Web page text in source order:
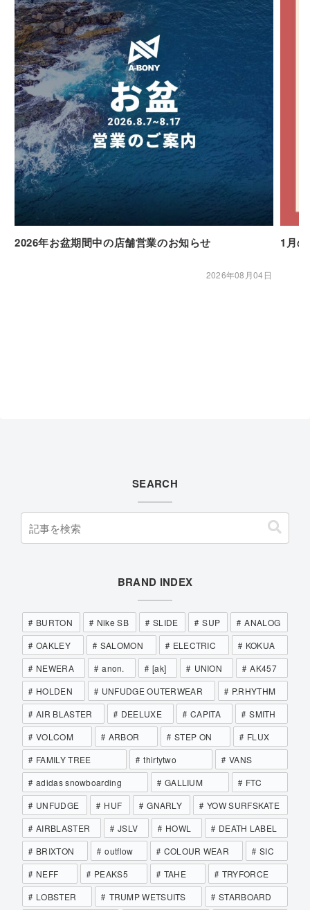
2026年お盆期間中の店舗営業のお知らせ
2026年08月04日
1月
SEARCH
BRAND INDEX
BURTON Nike SB SLIDE SUP
ANALOG
OAKLEY
SALOMON ELECTRIC
KOKUA
NEWERA
anon. [ak] UNION
AK457
HOLDEN
UNFUDGE OUTERWEAR
P.RHYTHM
AIR BLASTER
DEELUXE CAPITA
SMITH
VOLCOM
ARBOR STEP ON
FLUX
FAMILY TREE
thirtytwo
VANS
adidas snowboarding
GALLIUM
FTC
UNFUDGE
HUF GNARLY
YOW SURFSKATE
AIRBLASTER
JSLV HOWL
DEATH LABEL
BRIXTON
outflow COLOUR WEAR
SIC
NEFF
PEAKS5 TAHE
TRYFORCE
LOBSTER
TRUMP WETSUITS
STARBOARD